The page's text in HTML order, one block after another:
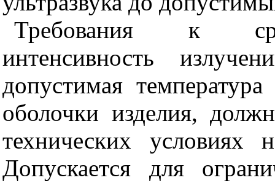
Требования к
интенсивность
допустимая
оболочки изделия,
технических условиях
Допускается для